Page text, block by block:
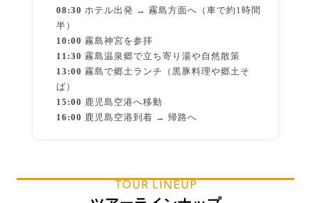
08:30 ホテル出発 → 霧島方面へ（車で約1時間
半）
10:00 霧島神宮を参拝
11:30 霧島温泉郷で立ち寄り湯や自然散策
13:00 霧島で郷土ランチ（黒豚料理や郷土そ
ば）
15:00 鹿児島空港へ移動
16:00 鹿児島空港到着 → 帰路へ
TOUR LINEUP